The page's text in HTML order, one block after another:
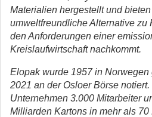
Materialien hergestellt und
umweltfreundliche Alternative zu
den Anforderungen einer
Kreislaufwirtschaft nachkommt.
Elopak wurde 1957 in Norwegen
2021 an der Osloer Börse
Unternehmen 3.000 Mitarbeiter
Milliarden Kartons in mehr als 70